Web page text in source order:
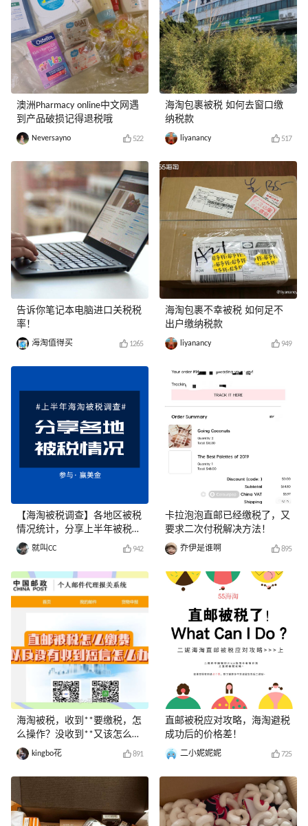
澳洲Pharmacy online中文网遇
到产品破损记得退税哦
Neversayno 522
告诉你笔记本电脑进口关税税
率！
海淘值得买 1265
【海淘被税调查】各地区被税
情况统计，分享上半年被税经
历赢美金！
就叫CC 942
海淘被税，收到**要缴税，怎
么操作？没收到**又该怎么
办？kingbo花 891
海淘包裹被税 如何去窗口缴
纳税款
liyanancy 517
海淘包裹不幸被税 如何足不
出户缴纳税款
liyanancy 949
卡拉泡泡直邮已经缴税了，又
要求二次付税解决方法！
乔伊是谁啊 895
直邮被税应对攻略，海淘避税
成功后的价格差！
二小妮妮妮 725